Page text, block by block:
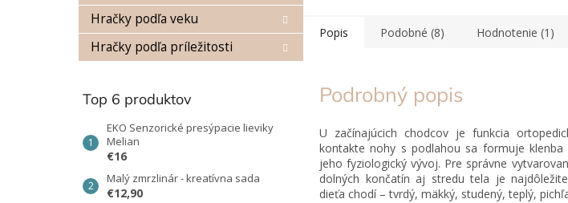
Hračky podľa veku
Hračky podľa príležitosti
Top 6 produktov
EKO Senzorické presýpacie lieviky
Melian
€16
Malý zmrzlinár - kreatívna sada
€12,90
Popis Podobné (8) Hodnotenie (1)
Podrobný popis
U začínajúcich chodcov je funkcia
kontakte nohy s podlahou sa formuje
jeho fyziologický vývoj. Pre správne
dolných končatín aj stredu tela je
dieťa chodí – tvrdý, mäkký, studený, teplý,